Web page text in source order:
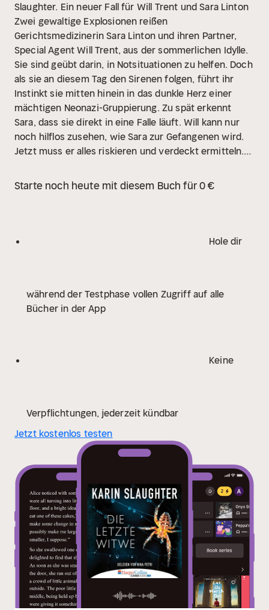
Slaughter. Ein neuer Fall für Will Trent und Sara Linton
Zwei gewaltige Explosionen reißen
Gerichtsmedizinerin Sara Linton und ihren Partner,
Special Agent Will Trent, aus der sommerlichen Idylle.
Sie sind geübt darin, in Notsituationen zu helfen. Doch
als sie an diesem Tag den Sirenen folgen, führt ihr
Instinkt sie mitten hinein in das dunkle Herz einer
mächtigen Neonazi-Gruppierung. Zu spät erkennt
Sara, dass sie direkt in eine Falle läuft. Will kann nur
noch hilflos zusehen, wie Sara zur Gefangenen wird.
Jetzt muss er alles riskieren und verdeckt ermitteln.
Anführer des Netzwerks geht für seine Zwecke über
Starte noch heute mit diesem Buch für 0 €
Hole dir
während der Testphase vollen Zugriff auf alle
Bücher in der App
Keine
Verpflichtungen, jederzeit kündbar
Jetzt kostenlos testen